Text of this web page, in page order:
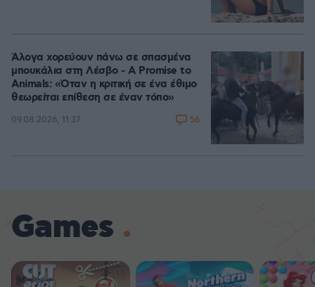
Άλογα χορεύουν πάνω σε σπασμένα
μπουκάλια στη Λέσβο - A Promise to
Animals: «Όταν η κριτική σε ένα έθιμο
θεωρείται επίθεση σε έναν τόπο»
09.08.2026, 11:37 56
Games